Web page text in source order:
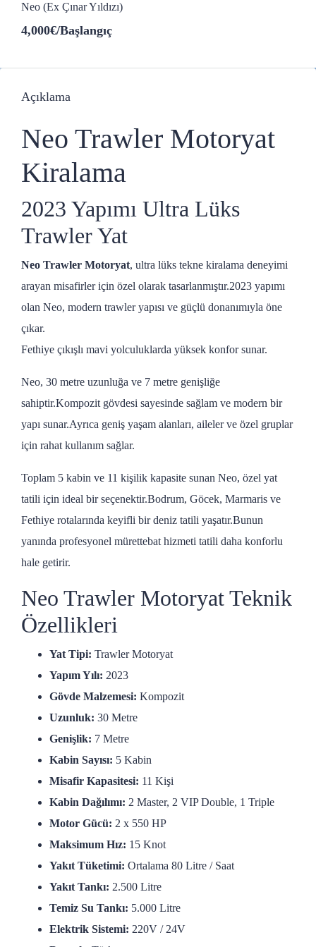
Neo (Ex Çınar Yıldızı)
4,000€/Başlangıç
Açıklama
Neo Trawler Motoryat
Kiralama
2023 Yapımı Ultra Lüks
Trawler Yat
Neo Trawler Motoryat, ultra lüks tekne kiralama deneyimi
arayan misafirler için özel olarak tasarlanmıştır.2023 yapımı
olan Neo, modern trawler yapısı ve güçlü donanımıyla öne
çıkar.
Fethiye çıkışlı mavi yolculuklarda yüksek konfor sunar.
Neo, 30 metre uzunluğa ve 7 metre genişliğe
sahiptir.Kompozit gövdesi sayesinde sağlam ve modern bir
yapı sunar.Ayrıca geniş yaşam alanları, aileler ve özel gruplar
için rahat kullanım sağlar.
Toplam 5 kabin ve 11 kişilik kapasite sunan Neo, özel yat
tatili için ideal bir seçenektir.Bodrum, Göcek, Marmaris ve
Fethiye rotalarında keyifli bir deniz tatili yaşatır.Bunun
yanında profesyonel mürettebat hizmeti tatili daha konforlu
hale getirir.
Neo Trawler Motoryat Teknik
Özellikleri
Yat Tipi: Trawler Motoryat
Yapım Yılı: 2023
Gövde Malzemesi: Kompozit
Uzunluk: 30 Metre
Genişlik: 7 Metre
Kabin Sayısı: 5 Kabin
Misafir Kapasitesi: 11 Kişi
Kabin Dağılımı: 2 Master, 2 VIP Double, 1 Triple
Motor Gücü: 2 x 550 HP
Maksimum Hız: 15 Knot
Yakıt Tüketimi: Ortalama 80 Litre / Saat
Yakıt Tankı: 2.500 Litre
Temiz Su Tankı: 5.000 Litre
Elektrik Sistemi: 220V / 24V